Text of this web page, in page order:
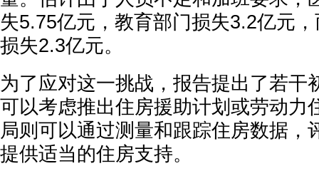
失5.75亿元，教育部门损失3.2亿元
损失2.3亿元。
为了应对这一挑战，报告提出了若干
可以考虑推出住房援助计划或劳动力
局则可以通过测量和跟踪住房数据，
提供适当的住房支持。